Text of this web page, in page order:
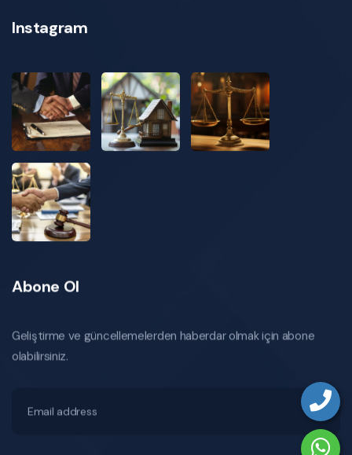
Instagram
Abone Ol
Geliştirme ve güncellemelerden haberdar olmak için abone
olabilirsiniz.